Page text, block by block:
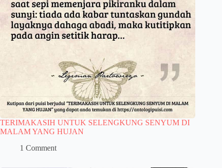
TERIMAKASIH UNTUK SELENGKUNG SENYUM DI
MALAM YANG HUJAN
1 Comment